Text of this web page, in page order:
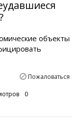
объекты
Пожаловаться
0